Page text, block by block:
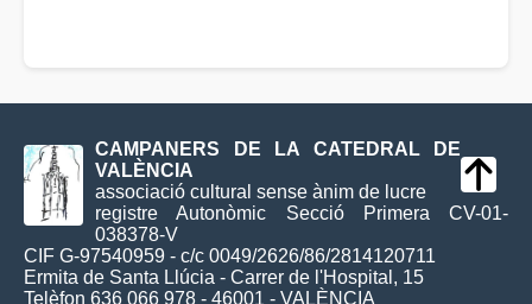
CAMPANERS DE LA CATEDRAL DE
VALÈNCIA
associació cultural sense ànim de lucre
registre Autonòmic Secció Primera CV-01-
038378-V
CIF G-97540959 - c/c 0049/2626/86/2814120711
Ermita de Santa Llúcia - Carrer de l'Hospital, 15
Telèfon 636 066 978 - 46001 - VALÈNCIA